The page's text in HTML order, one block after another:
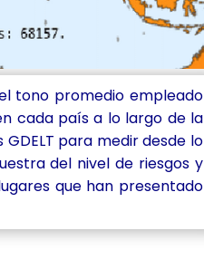
tono promedio empleado
cada país a lo largo de la
para medir desde lo
del nivel de riesgos y
que han presentado